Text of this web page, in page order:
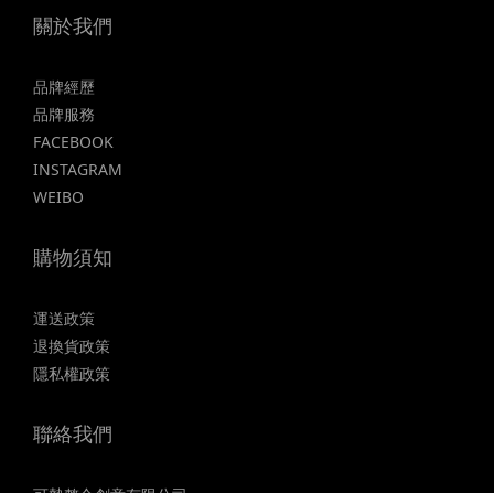
關於我們
品牌經歷
品牌服務
FACEBOOK
INSTAGRAM
WEIBO
購物須知
運送政策
退換貨政策
隱私權政策
聯絡我們